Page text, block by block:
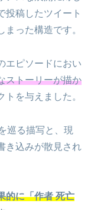
稿したツイート
った構造です。
エピソードにおい
ストーリーが描か
トを与えました。
巡る描写と、現
き込みが散見され
的に「作者 死亡